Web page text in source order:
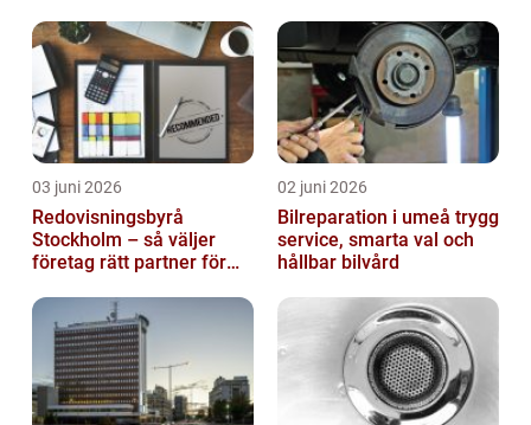
03 juni 2026
Redovisningsbyrå
Stockholm – så väljer
företag rätt partner för
02 juni 2026
Bilreparation i umeå trygg
service, smarta val och
hållbar bilvård